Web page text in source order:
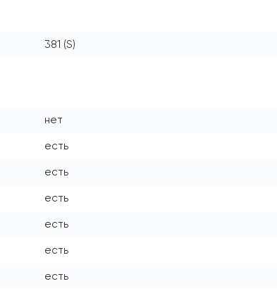
381 (S)
нет
есть
есть
есть
есть
есть
есть